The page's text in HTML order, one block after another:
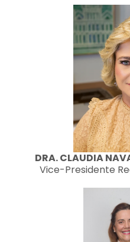
DRA. CLAUDIA
Vice-Presidente